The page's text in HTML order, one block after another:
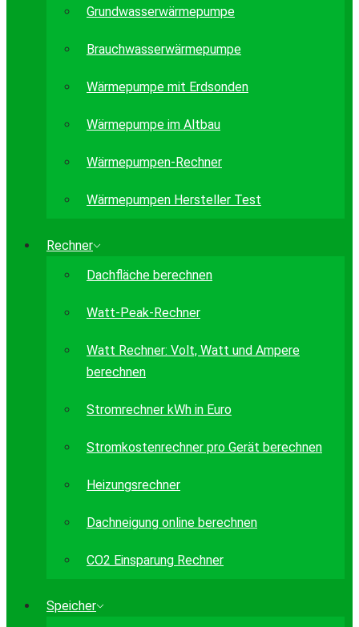
Grundwasserwärmepumpe
Brauchwasserwärmepumpe
Wärmepumpe mit Erdsonden
Wärmepumpe im Altbau
Wärmepumpen-Rechner
Wärmepumpen Hersteller Test
Rechner
Dachfläche berechnen
Watt-Peak-Rechner
Watt Rechner: Volt, Watt und Ampere
berechnen
Stromrechner kWh in Euro
Stromkostenrechner pro Gerät berechnen
Heizungsrechner
Dachneigung online berechnen
CO2 Einsparung Rechner
Speicher